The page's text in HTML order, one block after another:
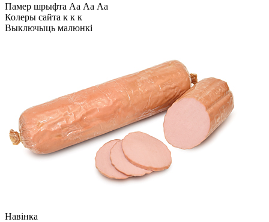
Памер шрыфта Аа Аа Аа
Колеры сайта к к к
Выключыць малюнкі
Навінка